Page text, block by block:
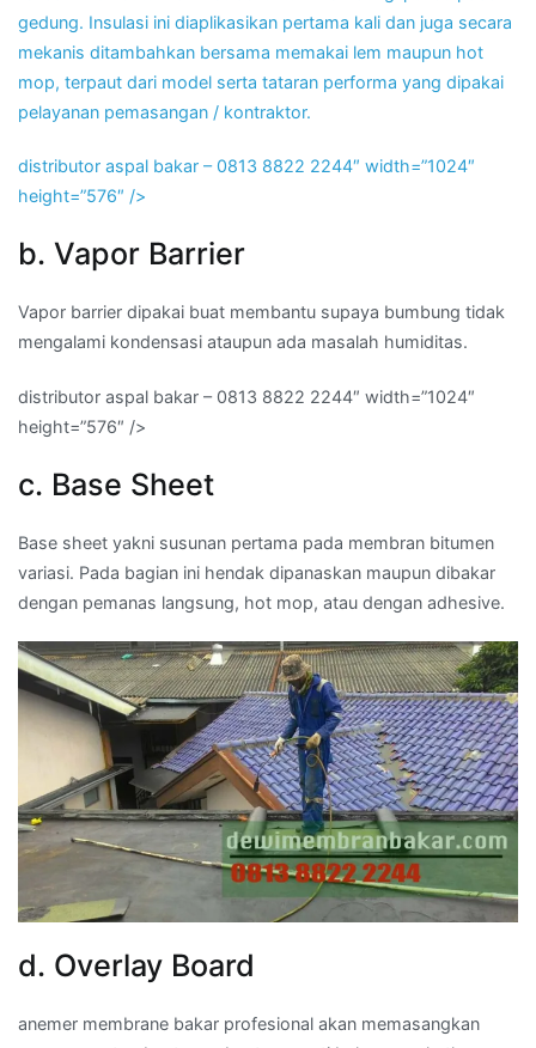
gedung. Insulasi ini diaplikasikan pertama kali dan juga secara
mekanis ditambahkan bersama memakai lem maupun hot
mop, terpaut dari model serta tataran performa yang dipakai
pelayanan pemasangan / kontraktor.
distributor aspal bakar – 0813 8822 2244″ width=”1024″
height=”576″ />
b. Vapor Barrier
Vapor barrier dipakai buat membantu supaya bumbung tidak
mengalami kondensasi ataupun ada masalah humiditas.
distributor aspal bakar – 0813 8822 2244″ width=”1024″
height=”576″ />
c. Base Sheet
Base sheet yakni susunan pertama pada membran bitumen
variasi. Pada bagian ini hendak dipanaskan maupun dibakar
dengan pemanas langsung, hot mop, atau dengan adhesive.
d. Overlay Board
anemer membrane bakar profesional akan memasangkan